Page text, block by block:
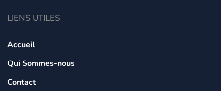
LIENS UTILES
Accueil
Qui Sommes-nous
Contact